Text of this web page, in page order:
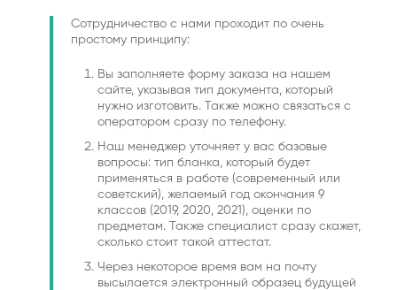
Сотрудничество с нами проходит по очень
простому принципу:
Вы заполняете форму заказа на нашем
сайте, указывая тип документа, который
нужно изготовить. Также можно связаться с
оператором сразу по телефону.
Наш менеджер уточняет у вас базовые
вопросы: тип бланка, который будет
применяться в работе (современный или
советский), желаемый год окончания 9
классов (2019, 2020, 2021), оценки по
предметам. Также специалист сразу скажет,
сколько стоит такой аттестат.
Через некоторое время вам на почту
высылается электронный образец будущей